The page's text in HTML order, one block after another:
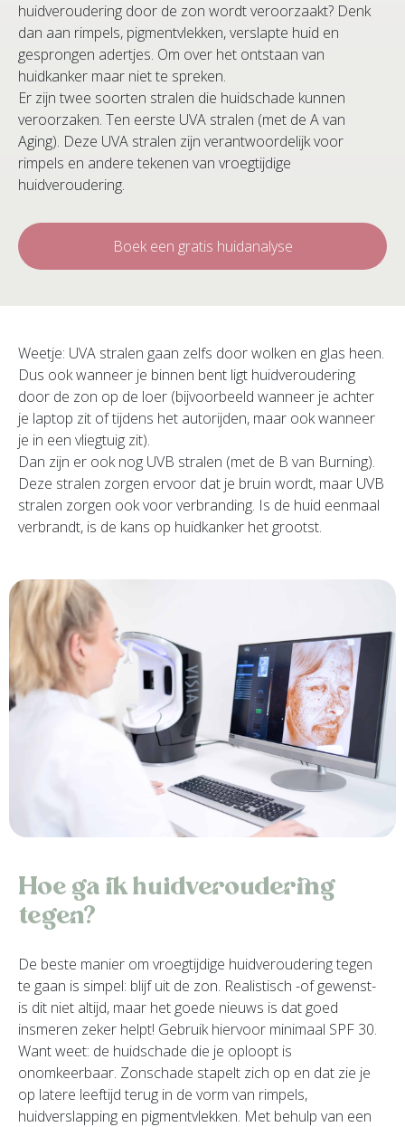
huidveroudering door de zon wordt veroorzaakt? Denk
dan aan rimpels, pigmentvlekken, verslapte huid en
gesprongen adertjes. Om over het ontstaan van
huidkanker maar niet te spreken.
Er zijn twee soorten stralen die huidschade kunnen
veroorzaken. Ten eerste UVA stralen (met de A van
Aging). Deze UVA stralen zijn verantwoordelijk voor
rimpels en andere tekenen van vroegtijdige
huidveroudering.
Boek een gratis huidanalyse
Weetje: UVA stralen gaan zelfs door wolken en glas heen.
Dus ook wanneer je binnen bent ligt huidveroudering
door de zon op de loer (bijvoorbeeld wanneer je achter
je laptop zit of tijdens het autorijden, maar ook wanneer
je in een vliegtuig zit).
Dan zijn er ook nog UVB stralen (met de B van Burning).
Deze stralen zorgen ervoor dat je bruin wordt, maar UVB
stralen zorgen ook voor verbranding. Is de huid eenmaal
verbrandt, is de kans op huidkanker het grootst.
Hoe ga ik huidveroudering
tegen?
De beste manier om vroegtijdige huidveroudering tegen
te gaan is simpel: blijf uit de zon. Realistisch -of gewenst-
is dit niet altijd, maar het goede nieuws is dat goed
insmeren zeker helpt! Gebruik hiervoor minimaal SPF 30.
Want weet: de huidschade die je oploopt is
onomkeerbaar. Zonschade stapelt zich op en dat zie je
op latere leeftijd terug in de vorm van rimpels,
huidverslapping en pigmentvlekken. Met behulp van een